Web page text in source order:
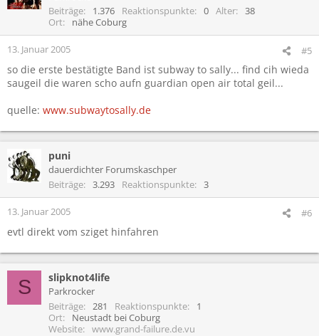
Beiträge
1.376 Reaktionspunkte 0 Alter
38
Ort
nähe Coburg
13. Januar 2005 #5
so die erste bestätigte Band ist subway to sally... find cih wieda
saugeil die waren scho aufn guardian open air total geil...
quelle: www.subwaytosally.de
puni
dauerdichter Forumskaschper
Beiträge
3.293 Reaktionspunkte 3
13. Januar 2005 #6
evtl direkt vom sziget hinfahren
S slipknot4life
Parkrocker
Beiträge
281 Reaktionspunkte
1
Ort
Neustadt bei Coburg
Website
www.grand-failure.de.vu